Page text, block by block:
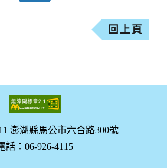
回上頁
澎湖縣馬公市六合路300號
話：06-926-4115